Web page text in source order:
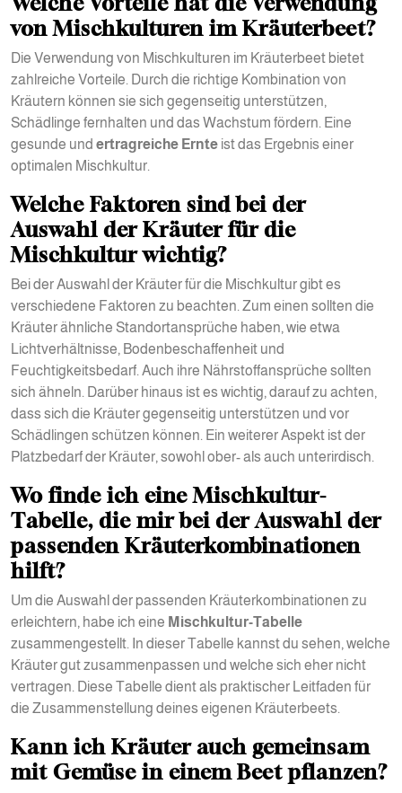
von Mischkulturen im Kräuterbeet?
Die Verwendung von Mischkulturen im Kräuterbeet bietet
zahlreiche Vorteile. Durch die richtige Kombination von
Kräutern können sie sich gegenseitig unterstützen,
Schädlinge fernhalten und das Wachstum fördern. Eine
gesunde und ertragreiche Ernte ist das Ergebnis einer
optimalen Mischkultur.
Welche Faktoren sind bei der
Auswahl der Kräuter für die
Mischkultur wichtig?
Bei der Auswahl der Kräuter für die Mischkultur gibt es
verschiedene Faktoren zu beachten. Zum einen sollten die
Kräuter ähnliche Standortansprüche haben, wie etwa
Lichtverhältnisse, Bodenbeschaffenheit und
Feuchtigkeitsbedarf. Auch ihre Nährstoffansprüche sollten
sich ähneln. Darüber hinaus ist es wichtig, darauf zu achten,
dass sich die Kräuter gegenseitig unterstützen und vor
Schädlingen schützen können. Ein weiterer Aspekt ist der
Platzbedarf der Kräuter, sowohl ober- als auch unterirdisch.
Wo finde ich eine Mischkultur-
Tabelle, die mir bei der Auswahl der
passenden Kräuterkombinationen
hilft?
Um die Auswahl der passenden Kräuterkombinationen zu
erleichtern, habe ich eine Mischkultur-Tabelle
zusammengestellt. In dieser Tabelle kannst du sehen, welche
Kräuter gut zusammenpassen und welche sich eher nicht
vertragen. Diese Tabelle dient als praktischer Leitfaden für
die Zusammenstellung deines eigenen Kräuterbeets.
Kann ich Kräuter auch gemeinsam
mit Gemüse in einem Beet pflanzen?